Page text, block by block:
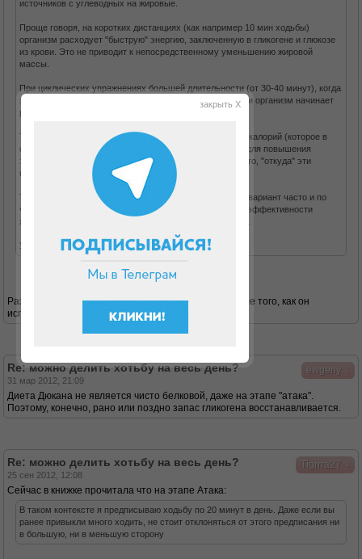
источников с углеводных на жировые.
Проще говоря, на коротких дистанциях (как например 10 мин ходьбы)
организм расходует "быструю" энергию, заключенную в гликогене и глюкозе
из крови. Это не приводит к непосредственному уменьшению жировой
массы.
При циклических упражнениях большей длительности (от 30-40 минут), когда
заканчивается запас гликогена, для пополнения энергии организм начинает
расщеплять жировые запасы.
Т.о. помимо простого количества потраченных за день калорий (которое в
обоих случаях будет арифметически равное) следует для повышения
эффективности упражнений (в т.ч. ходьбы) учитывать то, "откуда" эти
калории берутся.
Так что, если нет возможности ходить сразу долго - то вариант часто и по
чуть-чуть лучше, чем вообще ничего не делать. Но по эффективности
ходьба от 30 мин и больше - будет несколько полезнее.
Удачного похудания!
Разве на белковой диете типа дюкана гликоген после того, как он
использован во время атаки, восполняется?
ewgeny
Re: можно делить хотьбу на весь день?
31 мар 2012, 21:09
Диета Дюкана не является чисто белковой, даже на этапе "атака".
Поэтому, конечно, рано или поздно запас гликогена восстанавливается.
Tigrrra27
Re: можно делить хотьбу на весь день?
25 сен 2012, 12:08
Сейчас в книжке прочитала что на этапе Атака:
В таком контексте я предписываю ходьбу по 20 минут в день. Даже если вы
ранее привыкли много ходить, не стоит отклоняться от этого предписания ни
в большую, ни в меньшую сторону
закрыть X